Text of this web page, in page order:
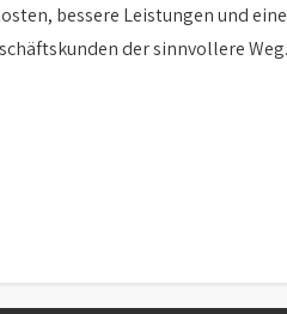
bessere Leistungen und
der sinnvollere Weg.